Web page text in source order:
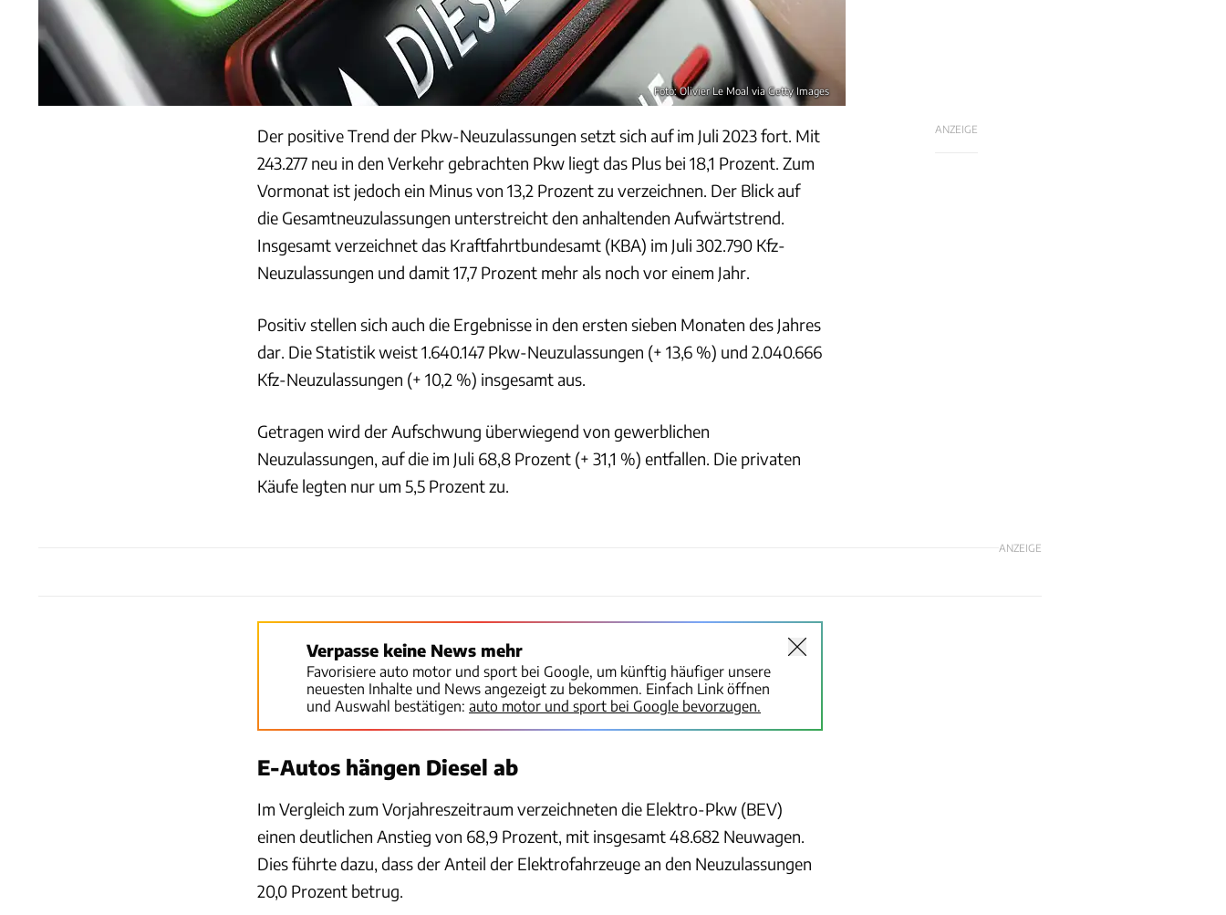
Foto: Olivier Le Moal via Getty Images
ANZEIGE
Der positive Trend der Pkw-Neuzulassungen setzt sich auf im Juli 2023 fort. Mit
243.277 neu in den Verkehr gebrachten Pkw liegt das Plus bei 18,1 Prozent. Zum
Vormonat ist jedoch ein Minus von 13,2 Prozent zu verzeichnen. Der Blick auf
die Gesamtneuzulassungen unterstreicht den anhaltenden Aufwärtstrend.
Insgesamt verzeichnet das Kraftfahrtbundesamt (KBA) im Juli 302.790 Kfz-
Neuzulassungen und damit 17,7 Prozent mehr als noch vor einem Jahr.
Positiv stellen sich auch die Ergebnisse in den ersten sieben Monaten des Jahres
dar. Die Statistik weist 1.640.147 Pkw-Neuzulassungen (+ 13,6 %) und 2.040.666
Kfz-Neuzulassungen (+ 10,2 %) insgesamt aus.
Getragen wird der Aufschwung überwiegend von gewerblichen
Neuzulassungen, auf die im Juli 68,8 Prozent (+ 31,1 %) entfallen. Die privaten
Käufe legten nur um 5,5 Prozent zu.
ANZEIGE
Verpasse keine News mehr
Favorisiere auto motor und sport bei Google, um künftig häufiger unsere
neuesten Inhalte und News angezeigt zu bekommen. Einfach Link öffnen
und Auswahl bestätigen: auto motor und sport bei Google bevorzugen.
E-Autos hängen Diesel ab
Im Vergleich zum Vorjahreszeitraum verzeichneten die Elektro-Pkw (BEV)
einen deutlichen Anstieg von 68,9 Prozent, mit insgesamt 48.682 Neuwagen.
Dies führte dazu, dass der Anteil der Elektrofahrzeuge an den Neuzulassungen
20,0 Prozent betrug.